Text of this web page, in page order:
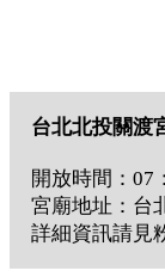
台北北投關渡
開放時間：07
宮廟地址：台
詳細資訊請見